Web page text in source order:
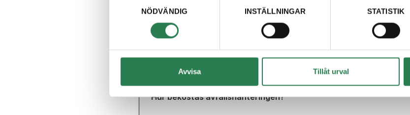
NÖDVÄNDIG
INSTÄLLNINGAR STATISTIK
Avvisa Tillåt urval
Vad kan jag själv göra för att minska min kostnad för sophämtning?
Hur bekostas avfallshanteringen?